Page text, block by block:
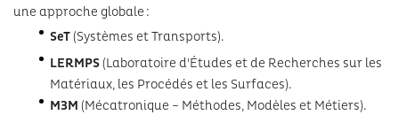
une approche globale :
SeT(Systèmes et Transports).
LERMPS(Laboratoire d'Études et de Recherches sur les
Matériaux, les Procédés et les Surfaces).
M3M (Mécatronique – Méthodes, Modèles et Métiers).